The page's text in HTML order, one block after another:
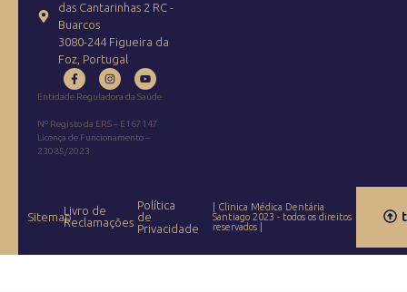
das Cantarinhas 2 RC -
Buarcos
3080-244 Figueira da
Foz, Portugal
Entidade Reguladora da Saúde
Nº Registo da ERS – E167147
Licença de Funcionamento –
23085/2023
SitemapLivro de
Reclamações
Política
de
Privacidade
| Clinica Médica Dentária
Santiago 2023 - todos os direitos
reservados |